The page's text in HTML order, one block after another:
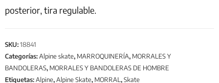
posterior, tira regulable.
SKU:18841
Categorías:Alpine skate, MARROQUINERÍA, MORRALES Y
BANDOLERAS, MORRALES Y BANDOLERAS DE HOMBRE
Etiquetas:Alpine,Alpine Skate, MORRAL,Skate